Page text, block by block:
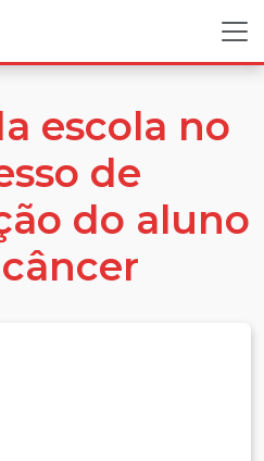
escola no
de
do aluno